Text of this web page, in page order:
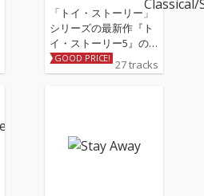
「トイ・ストーリー」
シリーズの最新作『ト
イ・ストーリー5』の
オリジナル・サウンド
トラックがデジタル配
4回受賞しているアー
ティスト、テイラー・
GOOD PRICE! 27 tracks